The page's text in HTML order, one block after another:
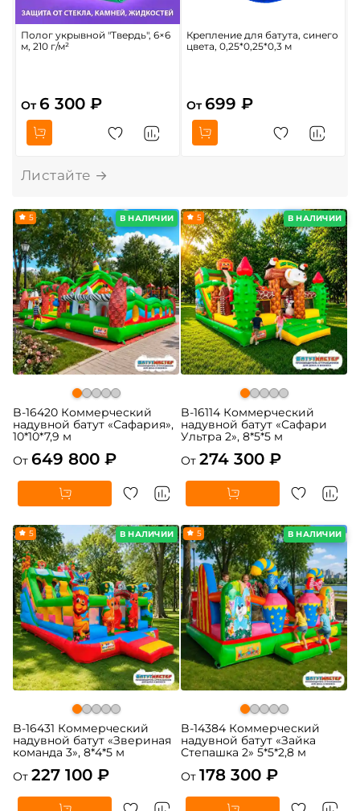
Полог укрывной "Твердь", 6×6
м, 210 г/м²
От 6 300 ₽
Крепление для батута, синего
цвета, 0,25*0,25*0,3 м
От 699 ₽
В НАЛИЧИИ
5
B-16420 Коммерческий
надувной батут «Сафария»,
10*10*7,9 м
От 649 800 ₽
В НАЛИЧИИ
5
B-16114 Коммерческий
надувной батут «Сафари
Ультра 2», 8*5*5 м
От 274 300 ₽
В НАЛИЧИИ
5
B-16431 Коммерческий
надувной батут «Звериная
команда 3», 8*4*5 м
От 227 100 ₽
В НАЛИЧИИ
5
B-14384 Коммерческий
надувной батут «Зайка
Степашка 2» 5*5*2,8 м
От 178 300 ₽